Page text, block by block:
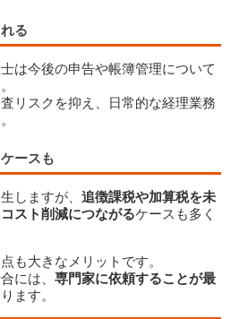
ト
る
は今後の申告や帳簿管理について
リスクを抑え、日常的な経理業務
ースも
しますが、追徴課税や加算税を未
スト削減につながるケースも多く
も大きなメリットです。
には、専門家に依頼することが最
ます。